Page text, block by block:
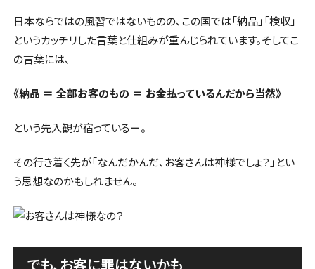
日本ならではの風習ではないものの、この国では「納品」「検収」
というカッチリした言葉と仕組みが重んじられています。そしてこ
の言葉には、
《納品 ＝ 全部お客のもの ＝ お金払っているんだから当然》
という先入観が宿っているー。
その行き着く先が「なんだかんだ、お客さんは神様でしょ？」とい
う思想なのかもしれません。
でも、お客に罪はないかも